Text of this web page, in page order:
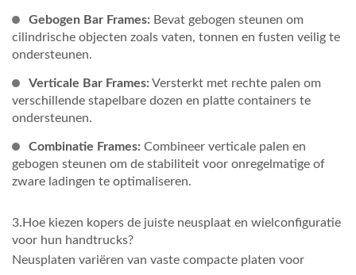
Gebogen Bar Frames: Bevat gebogen steunen om
cilindrische objecten zoals vaten, tonnen en fusten veilig te
ondersteunen.
Verticale Bar Frames: Versterkt met rechte palen om
verschillende stapelbare dozen en platte containers te
ondersteunen.
Combinatie Frames: Combineer verticale palen en
gebogen steunen om de stabiliteit voor onregelmatige of
zware ladingen te optimaliseren.
3.Hoe kiezen kopers de juiste neusplaat en wielconfiguratie
voor hun handtrucks?
Neusplaten variëren van vaste compacte platen voor